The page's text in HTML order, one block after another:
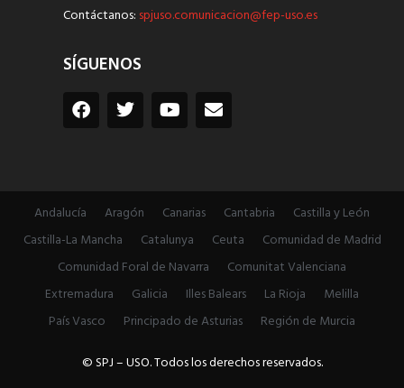
Contáctanos: spjuso.comunicacion@fep-uso.es
SÍGUENOS
Andalucía Aragón Canarias Cantabria
Castilla y León
Castilla-La Mancha
Catalunya Ceuta
Comunidad de Madrid
Comunidad Foral de Navarra
Comunitat Valenciana
Extremadura
Galicia Illes Balears La Rioja
Melilla
País Vasco
Principado de Asturias
Región de Murcia
© SPJ – USO. Todos los derechos reservados.